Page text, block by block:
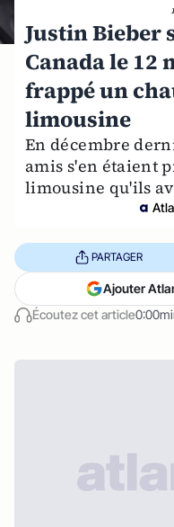
Justin Bieber
Canada le 12
frappé un
limousine
En décembre
amis s'en étaient
limousine qu'ils
Écoutez cet article
PARTAGER
Ajouter